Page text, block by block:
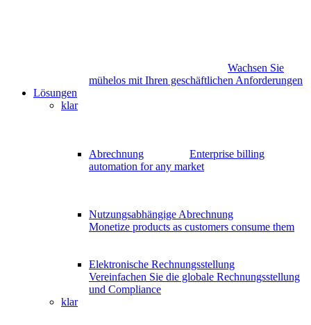
Wachsen Sie
mühelos mit Ihren geschäftlichen Anforderungen
Lösungen
klar
Abrechnung
Enterprise billing
automation for any market
Nutzungsabhängige Abrechnung
Monetize products as customers consume them
Elektronische Rechnungsstellung
Vereinfachen Sie die globale Rechnungsstellung
und Compliance
klar